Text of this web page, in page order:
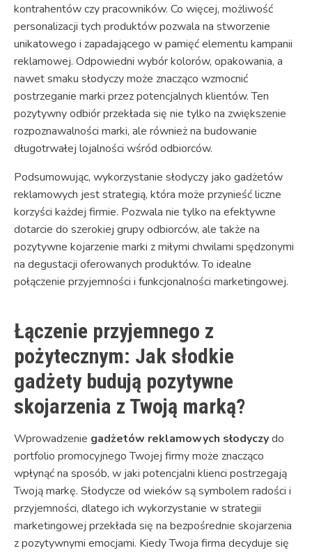
kontrahentów czy pracowników. Co więcej, możliwość
personalizacji tych produktów pozwala na stworzenie
unikatowego i zapadającego w pamięć elementu kampanii
reklamowej. Odpowiedni wybór kolorów, opakowania, a
nawet smaku słodyczy może znacząco wzmocnić
postrzeganie marki przez potencjalnych klientów. Ten
pozytywny odbiór przekłada się nie tylko na zwiększenie
rozpoznawalności marki, ale również na budowanie
długotrwałej lojalności wśród odbiorców.
Podsumowując, wykorzystanie słodyczy jako gadżetów
reklamowych jest strategią, która może przynieść liczne
korzyści każdej firmie. Pozwala nie tylko na efektywne
dotarcie do szerokiej grupy odbiorców, ale także na
pozytywne kojarzenie marki z miłymi chwilami spędzonymi
na degustacji oferowanych produktów. To idealne
połączenie przyjemności i funkcjonalności marketingowej.
Łączenie przyjemnego z
pożytecznym: Jak słodkie
gadżety budują pozytywne
skojarzenia z Twoją marką?
Wprowadzenie gadżetów reklamowych słodyczydo
portfolio promocyjnego Twojej firmy może znacząco
wpłynąć na sposób, w jaki potencjalni klienci postrzegają
Twoją markę. Słodycze od wieków są symbolem radości i
przyjemności, dlatego ich wykorzystanie w strategii
marketingowej przekłada się na bezpośrednie skojarzenia
z pozytywnymi emocjami. Kiedy Twoja firma decyduje się